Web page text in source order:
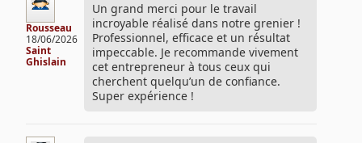
Rousseau
18/06/2026
Saint
Ghislain
Un grand merci pour le travail
incroyable réalisé dans notre grenier !
Professionnel, efficace et un résultat
impeccable. Je recommande vivement
cet entrepreneur à tous ceux qui
cherchent quelqu’un de confiance.
Super expérience !